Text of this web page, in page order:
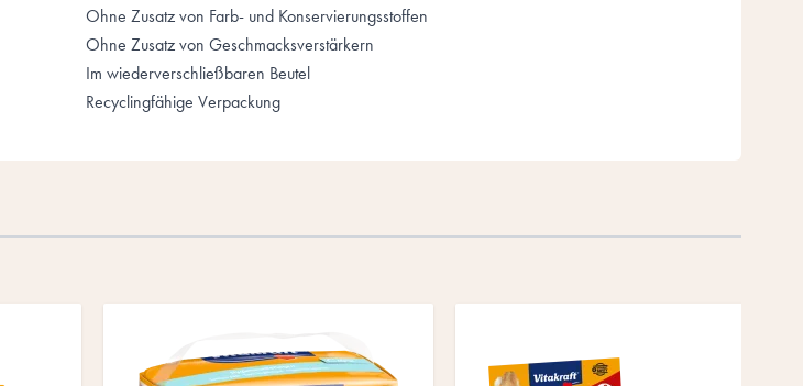
Ohne Zusatz von Farb- und Konservierungsstoffen
Ohne Zusatz von Geschmacksverstärkern
Im wiederverschließbaren Beutel
Recyclingfähige Verpackung